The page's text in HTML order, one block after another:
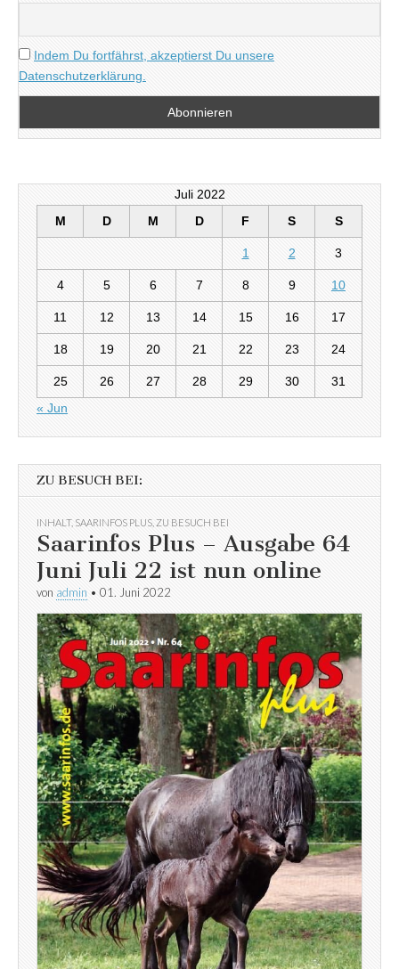
Indem Du fortfährst, akzeptierst Du unsere
Datenschutzerklärung.
Juli 2022
M
D M D F S S
1 2 3
4 5 6 7 8 9 10
11 12 13 14 15 16 17
18 19 20 21 22 23 24
25 26 27 28 29 30
31
« Jun
ZU BESUCH BEI:
INHALT, SAARINFOS PLUS ZU BESUCH BEI
Saarinfos Plus – Ausgabe 64
Juni Juli 22 ist nun online
von admin • 01. Juni 2022